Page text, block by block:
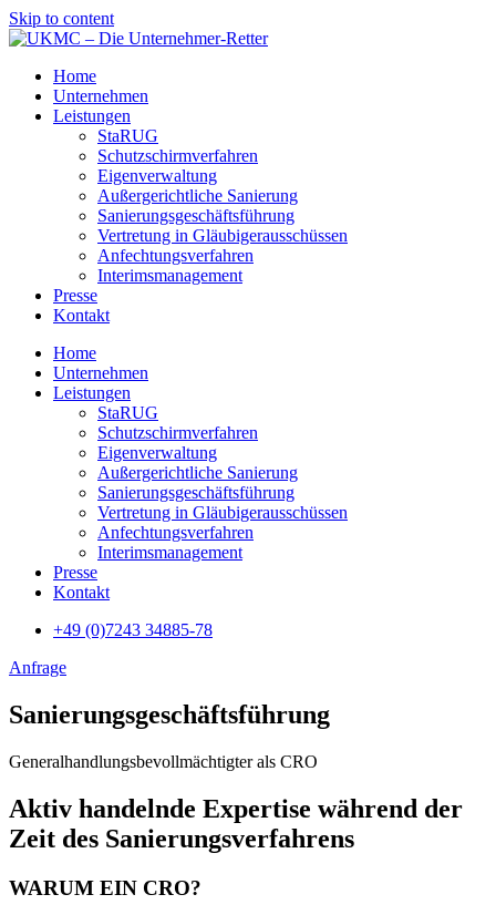
Skip to content
Home
Unternehmen
Leistungen
StaRUG
Schutzschirmverfahren
Eigenverwaltung
Außer­gericht­liche Sanierung
Sanier­ungs­geschäfts­führung
Vertre­tung in Gläubiger­aus­schüssen
Anfecht­ungs­verfahren
Interims­manage­ment
Presse
Kontakt
Home
Unternehmen
Leistungen
StaRUG
Schutzschirmverfahren
Eigenverwaltung
Außer­gericht­liche Sanierung
Sanier­ungs­geschäfts­führung
Vertre­tung in Gläubiger­aus­schüssen
Anfecht­ungs­verfahren
Interims­manage­ment
Presse
Kontakt
+49 (0)7243 34885-78
Anfrage
Sanierungsgeschäftsführung
Generalhandlungsbevollmächtigter als CRO
Aktiv handelnde Expertise während der
Zeit des Sanierungs­verfahrens
WARUM EIN CRO?